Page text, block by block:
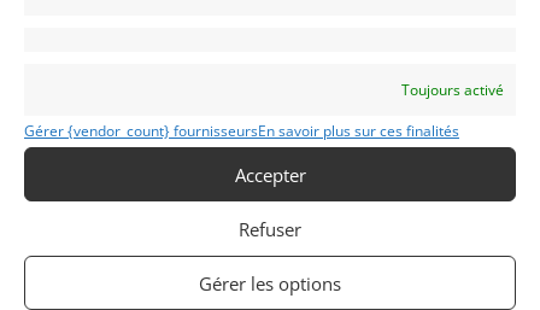
Toujours activé
Gérer {vendor_count} fournisseursEn savoir plus sur ces finalités
Accepter
Refuser
Gérer les options
Vendu par : Mike VAN THIEL